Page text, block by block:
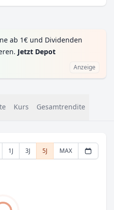
ab 1€ und Dividenden
Jetzt Depot
Anzeige
Kurs Gesamtrendite
1J 3J 5J MAX